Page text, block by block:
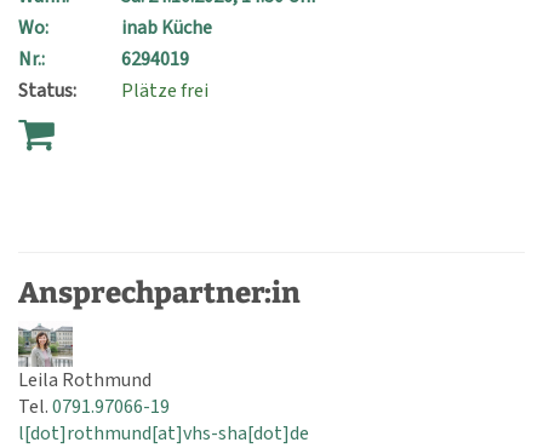
Wo:
inab Küche
Nr.:
6294019
Status:
Plätze frei
Ansprechpartner:in
Leila Rothmund
Tel.0791.97066-19
l[dot]rothmund[at]vhs-sha[dot]de